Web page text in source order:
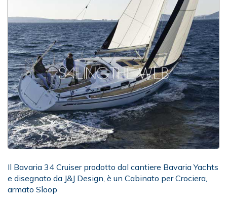
Il Bavaria 34 Cruiser prodotto dal cantiere Bavaria Yachts
e disegnato da J&J Design, è un Cabinato per Crociera,
armato Sloop